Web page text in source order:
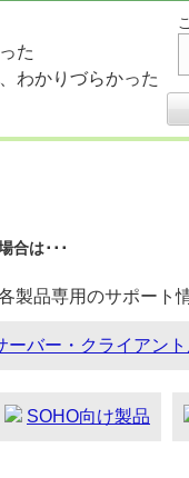
た
わかりづらかった
合は･･･
製品専用のサポート
ーバー・クライアン
SOHO向け製品